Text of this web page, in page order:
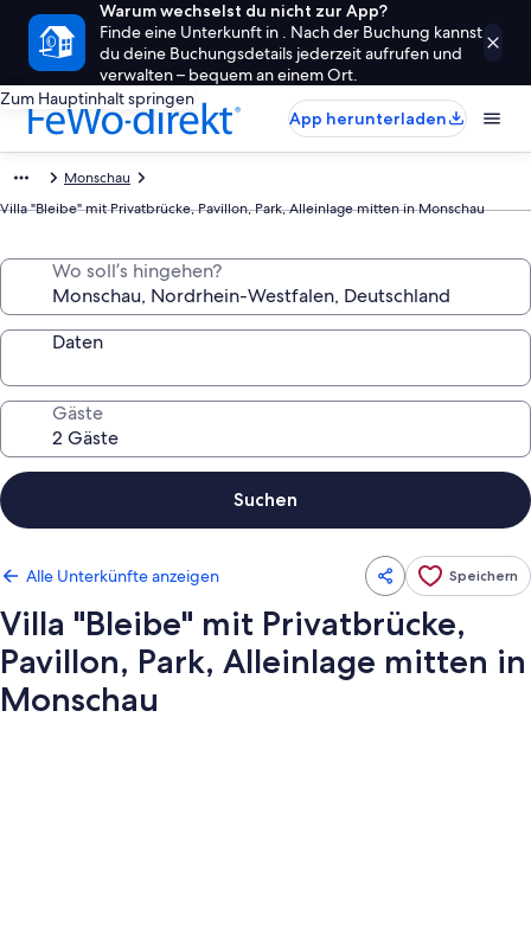
Warum wechselst du nicht zur App?
Finde eine Unterkunft in . Nach der Buchung kannst
du deine Buchungsdetails jederzeit aufrufen und
verwalten – bequem an einem Ort.
Zum Hauptinhalt springen
App herunterladen
Monschau
Villa "Bleibe" mit Privatbrücke, Pavillon, Park, Alleinlage mitten in Monschau
Wo soll’s hingehen?
Daten
Gäste
Suchen
Alle Unterkünfte anzeigen Speichern
Villa "Bleibe" mit Privatbrücke,
Pavillon, Park, Alleinlage mitten in
Monschau